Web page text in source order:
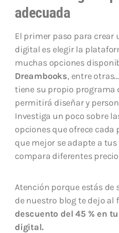
adecuada
El primer paso para crear
digital es elegir la
muchas opciones
Dreambooks, entre
tiene su propio programa
permitirá diseñar y
Investiga un poco sobre
opciones que ofrece cada
que mejor se adapte a
compara diferentes
Atención porque estás de
de nuestro blog te dejo
descuento del 45 % en
digital.